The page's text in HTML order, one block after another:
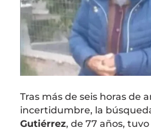
Tras más de seis horas de
incertidumbre, la
Gutiérrez, de 77 años,